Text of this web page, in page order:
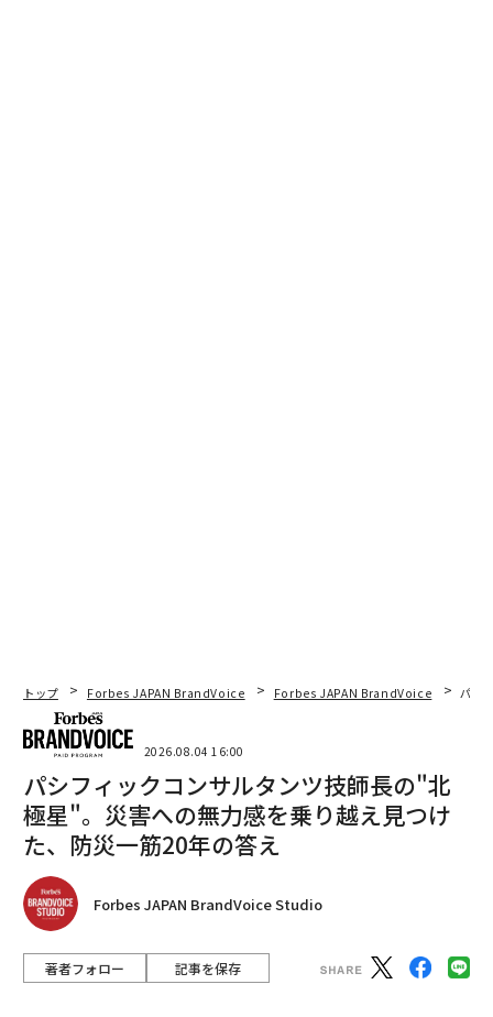
トップ Forbes JAPAN BrandVoice Forbes JAPAN BrandVoice パシ
2026.08.04 16:00
パシフィックコンサルタンツ技師長の"北
極星"。災害への無力感を乗り越え見つけ
た、防災一筋20年の答え
Forbes JAPAN BrandVoice Studio
著者フォロー 記事を保存